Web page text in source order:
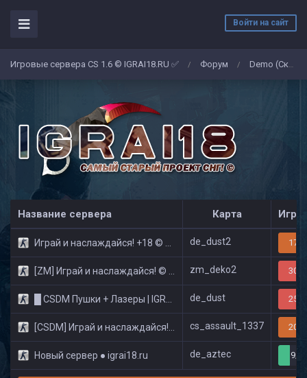
Войти на сайт
Игровые сервера CS 1.6 © IGRAI18.RU ✅ / Форум / Demo (Скриншоты)
Название сервера Карта
Играй и наслаждайся! +18 © Public de_dust2 17/
[ZM] Играй и наслаждайся! © Zombie Show zm_deko2 30/
█ CSDM Пушки + Лазеры | IGRAI18.RU ツ █ de_dust 25/
[CSDM] Играй и наслаждайся! © Classic cs_assault_1337 20/
Новый сервер ● igrai18.ru de_aztec 9/